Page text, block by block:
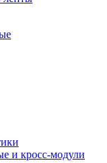
и кросс-модули